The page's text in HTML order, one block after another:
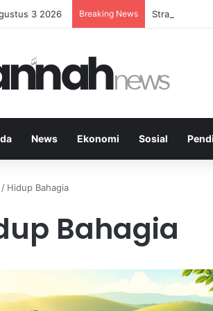
3 2026 Breaking News Strategi
News Ekonomi Sosial
/ Hidup Bahagia
Bahagia